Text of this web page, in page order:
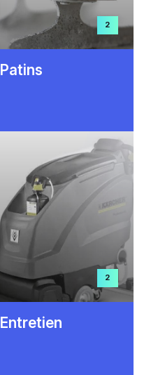
Patins
2
Entretien
2